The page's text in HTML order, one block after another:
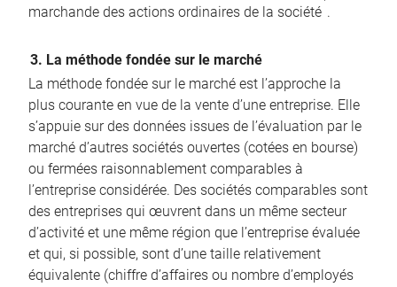
marchande des actions ordinaires de la société .
3. La méthode fondée sur le marché
La méthode fondée sur le marché est l’approche la
plus courante en vue de la vente d’une entreprise. Elle
s’appuie sur des données issues de l’évaluation par le
marché d’autres sociétés ouvertes (cotées en bourse)
ou fermées raisonnablement comparables à
l’entreprise considérée. Des sociétés comparables sont
des entreprises qui œuvrent dans un même secteur
d’activité et une même région que l’entreprise évaluée
et qui, si possible, sont d’une taille relativement
équivalente (chiffre d’affaires ou nombre d’employés